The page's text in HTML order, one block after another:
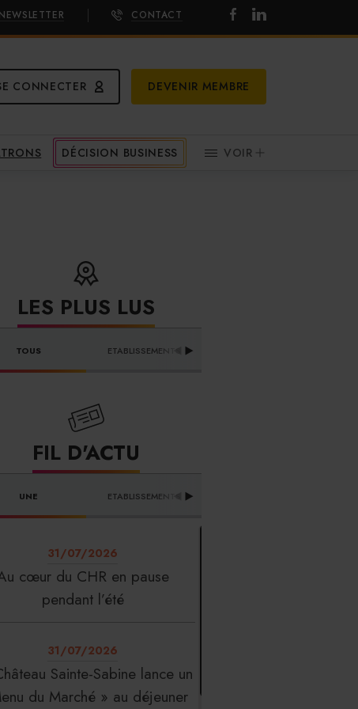
NEWSLETTER CONTACT
CONNECTER DEVENIR MEMBRE
DÉCISION BUSINESS VOIR
LES PLUS LUS
TOUS ETABLISSEMENTS
FIL D'ACTU
UNE ETABLISSEMENTS
31/07/2026
cœur du CHR en pause
pendant l’été
31/07/2026
Sainte-Sabine lance un
du Marché » au déjeuner